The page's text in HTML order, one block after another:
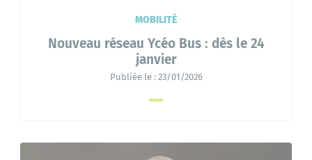
MOBILITÉ
Nouveau réseau Ycéo Bus : dès le 24
janvier
Publiée le : 23/01/2026